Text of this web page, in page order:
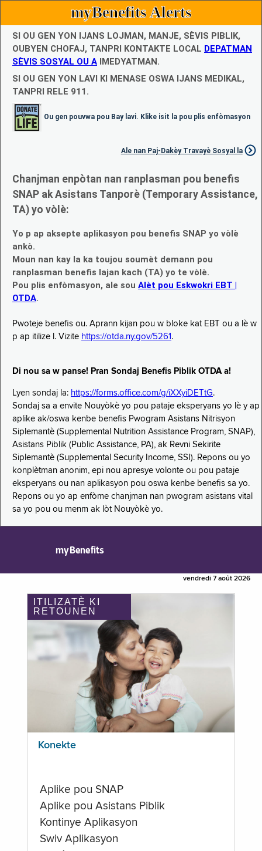
myBenefits Alerts
SI OU GEN YON IJANS LOJMAN, MANJE, SÈVIS PIBLIK,
OUBYEN CHOFAJ, TANPRI KONTAKTE LOCAL DEPATMAN
SÈVIS SOSYAL OU A IMEDYATMAN.
SI OU GEN YON LAVI KI MENASE OSWA IJANS MEDIKAL,
TANPRI RELE 911.
Ou gen pouvwa pou Bay lavi. Klike isit la pou plis enfòmasyon
Ale nan Paj-Dakèy Travayè Sosyal la
Chanjman enpòtan nan ranplasman pou benefis
SNAP ak Asistans Tanporè (Temporary Assistance,
TA) yo vòlè:
Yo p ap aksepte aplikasyon pou benefis SNAP yo vòlè
ankò.
Moun nan kay la ka toujou soumèt demann pou
ranplasman benefis lajan kach (TA) yo te vòlè.
Pou plis enfòmasyon, ale sou Alèt pou Eskwokri EBT |
OTDA.
Pwoteje benefis ou. Aprann kijan pou w bloke kat EBT ou a lè w
p ap itilize l. Vizite https://otda.ny.gov/5261 .
Di nou sa w panse! Pran Sondaj Benefis Piblik OTDA a!
Lyen sondaj la: https://forms.office.com/g/iXXyiDETtG.
Sondaj sa a envite Nouyòkè yo pou pataje eksperyans yo lè y ap
aplike ak/oswa kenbe benefis Pwogram Asistans Nitrisyon
Siplemantè (Supplemental Nutrition Assistance Program, SNAP),
Asistans Piblik (Public Assistance, PA), ak Revni Sekirite
Siplemantè (Supplemental Security Income, SSI). Repons ou yo
konplètman anonim, epi nou apresye volonte ou pou pataje
eksperyans ou nan aplikasyon pou oswa kenbe benefis sa yo.
Repons ou yo ap enfòme chanjman nan pwogram asistans vital
sa yo pou ou menm ak lòt Nouyòkè yo.
myBenefits
vendredi 7 août 2026
ITILIZATÈ KI
RETOUNEN
Konekte
Aplike pou SNAP
Aplike pou Asistans Piblik
Kontinye Aplikasyon
Swiv Aplikasyon